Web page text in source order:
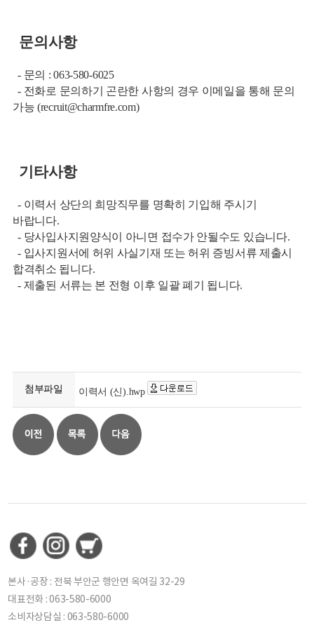
문의사항
- 문의 : 063-580-6025
- 전화로 문의하기 곤란한 사항의 경우 이메일을 통해 문의
가능 (recruit@charmfre.com)
기타사항
- 이력서 상단의 희망직무를 명확히 기입해 주시기
바랍니다.
- 당사입사지원양식이 아니면 접수가 안될수도 있습니다.
- 입사지원서에 허위 사실기재 또는 허위 증빙서류 제출시
합격취소 됩니다.
- 제출된 서류는 본 전형 이후 일괄 폐기 됩니다.
첨부파일 이력서 (신).hwp
본사·공장 : 전북 부안군 행안면 옥여길 32-29
대표전화 : 063-580-6000
소비자상담실 : 063-580-6000